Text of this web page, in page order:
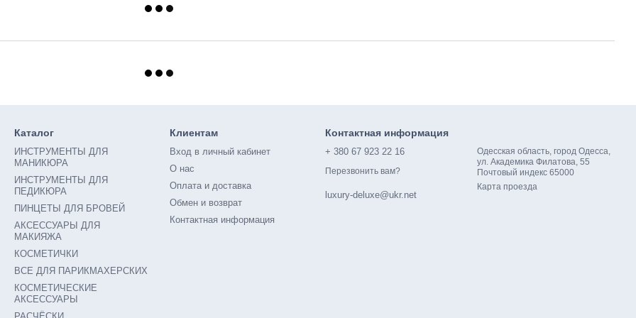
Каталог
ИНСТРУМЕНТЫ ДЛЯ
МАНИКЮРА
ИНСТРУМЕНТЫ ДЛЯ
ПЕДИКЮРА
ПИНЦЕТЫ ДЛЯ БРОВЕЙ
АКСЕССУАРЫ ДЛЯ
МАКИЯЖА
КОСМЕТИЧКИ
ВСЕ ДЛЯ ПАРИКМАХЕРСКИХ
КОСМЕТИЧЕСКИЕ
АКСЕССУАРЫ
Клиентам
Вход в личный кабинет
О нас
Оплата и доставка
Обмен и возврат
Контактная информация
Контактная информация
+ 380 67 923 22 16
Перезвонить вам?
luxury-deluxe@ukr.net
Одесская область, город Одесса,
ул. Академика Филатова, 55
Почтовый индекс 65000
Карта проезда